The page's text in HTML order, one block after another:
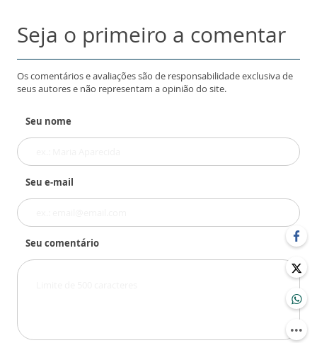
Seja o primeiro a comentar
Os comentários e avaliações são de responsabilidade exclusiva de
seus autores e não representam a opinião do site.
Seu nome
Seu e-mail
Seu comentário